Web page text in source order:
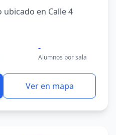
en Calle 4
-
Alumnos por sala
Ver en mapa